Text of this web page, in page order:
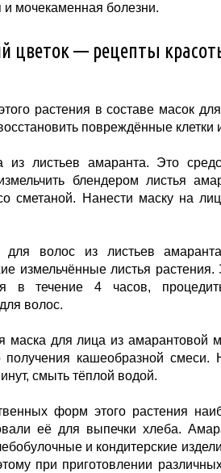
мочекаменная болезни.
цветок — рецепты
растения в составе масок
повреждённые клетки
из листьев амаранта. Это
блендером листья
сметаной. Нанести маску на
для волос из листьев
измельчённые листья
в течение 4 часов,
волос.
для лица из амарантовой
кашеобразной
смыть тёплой водой.
форм этого растения
её для выпечки хлеба.
и кондитерские
при приготовлении